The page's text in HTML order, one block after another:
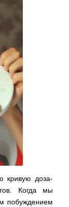
кривую доза-
Когда мы
побуждением